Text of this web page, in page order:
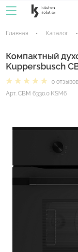
Главная Каталог
Компактный
Kuppersbusch
0 отзывов
Арт. CBM 6330.0 KSM6